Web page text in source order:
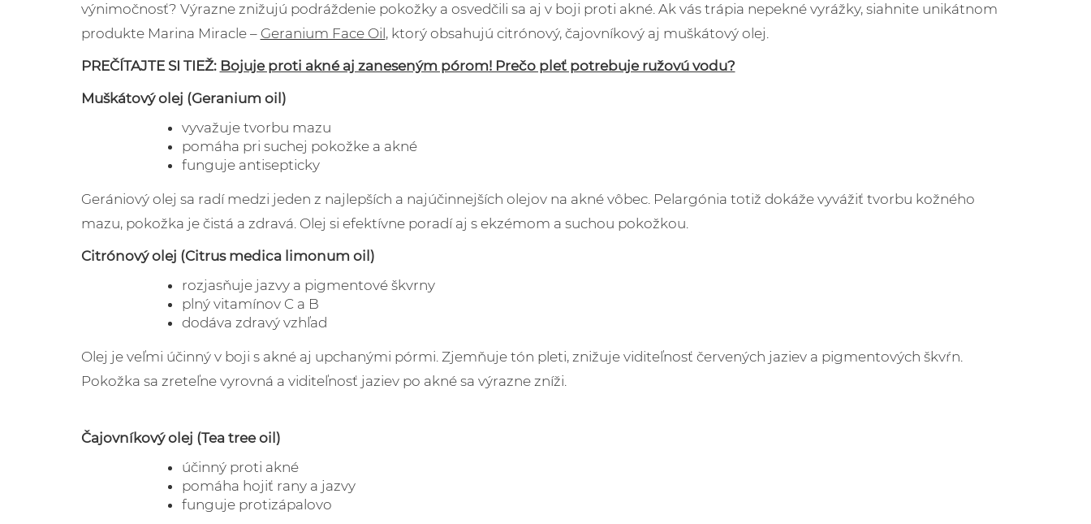
výnimočnosť? Výrazne znižujú podráždenie pokožky a osvedčili sa aj v boji proti akné. Ak vás trápia nepekné vyrážky, siahnite unikátnom
produkte Marina Miracle – Geranium Face Oil , ktorý obsahujú citrónový, čajovníkový aj muškátový olej.
PREČÍTAJTE SI TIEŽ: Bojuje proti akné aj zaneseným pórom! Prečo pleť potrebuje ružovú vodu?
Muškátový olej (Geranium oil)
vyvažuje tvorbu mazu
pomáha pri suchej pokožke a akné
funguje antisepticky
Gerániový olej sa radí medzi jeden z najlepších a najúčinnejších olejov na akné vôbec. Pelargónia totiž dokáže vyvážiť tvorbu kožného
mazu, pokožka je čistá a zdravá. Olej si efektívne poradí aj s ekzémom a suchou pokožkou.
Citrónový olej (Citrus medica limonum oil)
rozjasňuje jazvy a pigmentové škvrny
plný vitamínov C a B
dodáva zdravý vzhľad
Olej je veľmi účinný v boji s akné aj upchanými pórmi. Zjemňuje tón pleti, znižuje viditeľnosť červených jaziev a pigmentových škvŕn.
Pokožka sa zreteľne vyrovná a viditeľnosť jaziev po akné sa výrazne zníži.
Čajovníkový olej (Tea tree oil)
účinný proti akné
pomáha hojiť rany a jazvy
funguje protizápalovo